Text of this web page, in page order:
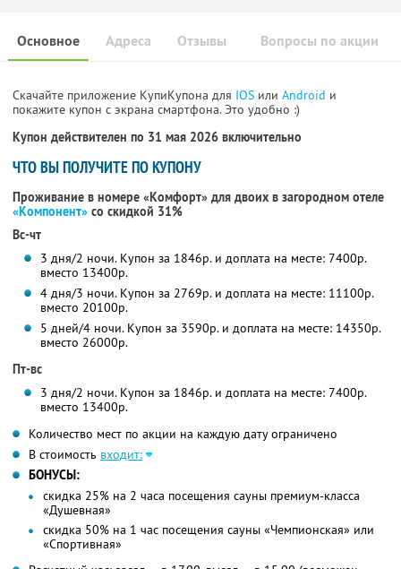
Основное Отзывы Вопросы по акции
Адреса
Скачайте приложение КупиКупона для IOS или Android и
покажите купон с экрана смартфона. Это удобно :)
Купон действителен по 31 мая 2026 включительно
ЧТО ВЫ ПОЛУЧИТЕ ПО КУПОНУ
Проживание в номере «Комфорт» для двоих в загородном отеле
«Компонент» со скидкой 31%
Вс-чт
3 дня/2 ночи. Купон за 1846р. и доплата на месте: 7400р.
вместо 13400р.
4 дня/3 ночи. Купон за 2769р. и доплата на месте: 11100р.
вместо 20100р.
5 дней/4 ночи. Купон за 3590р. и доплата на месте: 14350р.
вместо 26000р.
Пт-вс
3 дня/2 ночи. Купон за 1846р. и доплата на месте: 7400р.
вместо 13400р.
Количество мест по акции на каждую дату ограничено
В стоимость входит:
БОНУСЫ:
скидка 25% на 2 часа посещения сауны премиум-класса
«Душевная»
скидка 50% на 1 час посещения сауны «Чемпионская» или
«Спортивная»